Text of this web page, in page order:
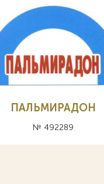
ПАЛЬМИРАДОН
№ 492289